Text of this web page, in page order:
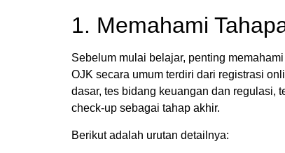
1. Memahami
Sebelum mulai belajar, penting
OJK secara umum terdiri dari registrasi
dasar, tes bidang keuangan dan regulasi,
check-up sebagai tahap akhir.
Berikut adalah urutan detailnya: